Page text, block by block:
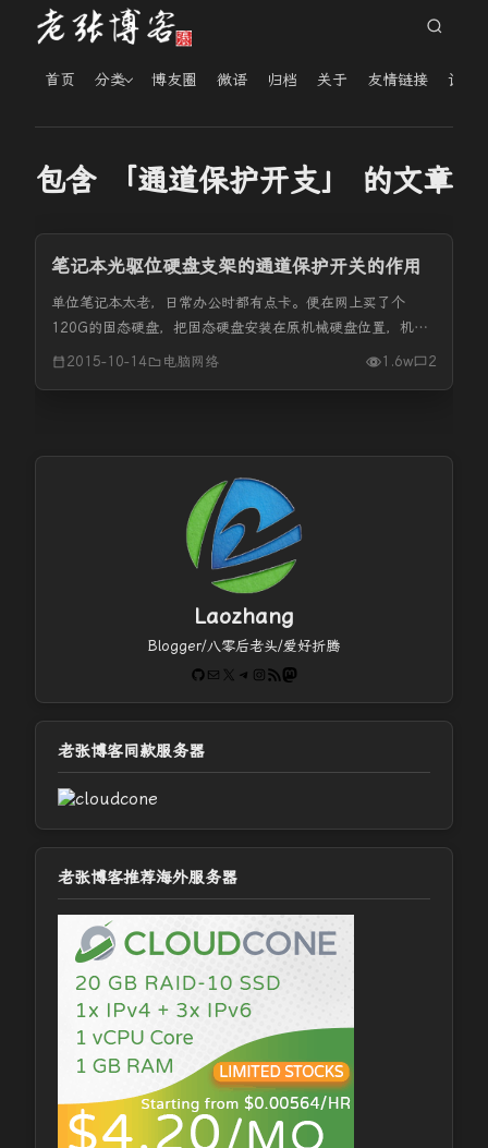
首页 分类 博友圈 微语 归档 关于 友情链接 读者
包含 「通道保护开支」 的文章
笔记本光驱位硬盘支架的通道保护开关的作用
单位笔记本太老，日常办公时都有点卡。便在网上买了个
120G的固态硬盘，把固态硬盘安装在原机械硬盘位置，机械
硬盘安装在光驱位置，光驱下岗。拆机、装机启动一切正常，
2015-10-14 电脑网络 1.6w 2
Laozhang
Blogger/八零后老头/爱好折腾
GitHub
电子邮件 X Telegram
Instagram
RSS FeedMastodon
老张博客同款服务器
老张博客推荐海外服务器